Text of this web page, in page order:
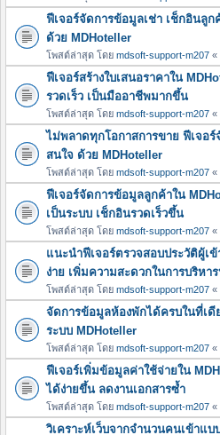
ฟีเจอร์จัดการข้อมูลเช่า เช็กอินลู
ด้วย MDHoteller
โพสต์ล่าสุด โดย mdsoft-support-m207 «
ฟีเจอร์สร้างใบเสนอราคาใน
รวดเร็ว เป็นมืออาชีพมากขึ้น
โพสต์ล่าสุด โดย mdsoft-support-m207 «
ไม่พลาดทุกโอกาสการขาย ฟีเจอ
สนใจ ด้วย MDHoteller
โพสต์ล่าสุด โดย mdsoft-support-m207 «
ฟีเจอร์จัดการข้อมูลลูกค้าใน
เป็นระบบ เช็กอินรวดเร็วขึ้น
โพสต์ล่าสุด โดย mdsoft-support-m207 «
แนะนำฟีเจอร์ตรวจสอบประวัติผู้เ
ง่าย เพิ่มความสะดวกในการบริหา
โพสต์ล่าสุด โดย mdsoft-support-m207 «
จัดการข้อมูลห้องพักได้ครบในที่เ
ระบบ MDHoteller
โพสต์ล่าสุด โดย mdsoft-support-m207 «
ฟีเจอร์เพิ่มข้อมูลค่าใช้จ่ายใน
ได้ง่ายขึ้น ลดงานเอกสารซ้ำ
โพสต์ล่าสุด โดย mdsoft-support-m207 «
วิเคราะห์เว็บจากจำนวนคนเข้าแบ